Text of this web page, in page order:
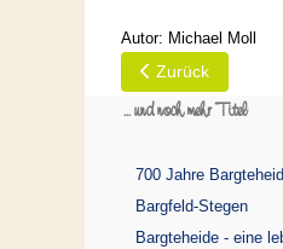
Autor: Michael Moll
Vorheriger
Zurück
... und noch mehr Titel
700 Jahre
Bargfeld-Stegen
Bargteheide - eine